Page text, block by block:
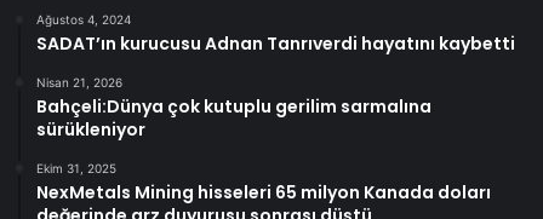
Ağustos 4, 2024
SADAT’ın kurucusu Adnan Tanrıverdi hayatını kaybetti
Nisan 21, 2026
Bahçeli:Dünya çok kutuplu gerilim sarmalına
sürükleniyor
Ekim 31, 2025
NexMetals Mining hisseleri 65 milyon Kanada doları